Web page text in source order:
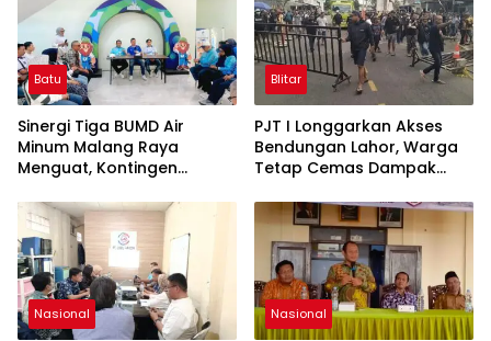
Batu
Sinergi Tiga BUMD Air
Minum Malang Raya
Menguat, Kontingen
Seleksi PORPAMNAS 2026
Blitar
PJT I Longgarkan Akses
Bendungan Lahor, Warga
Tetap Cemas Dampak
Penutupan Total
Nasional Nasional